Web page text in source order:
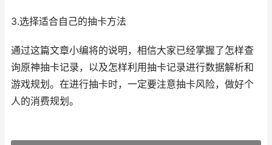
3.选择适合自己的抽卡方法
通过这篇文章小编将的说明，相信大家已经掌握了怎样查
询原神抽卡记录，以及怎样利用抽卡记录进行数据解析和
游戏规划。在进行抽卡时，一定要注意抽卡风险，做好个
人的消费规划。